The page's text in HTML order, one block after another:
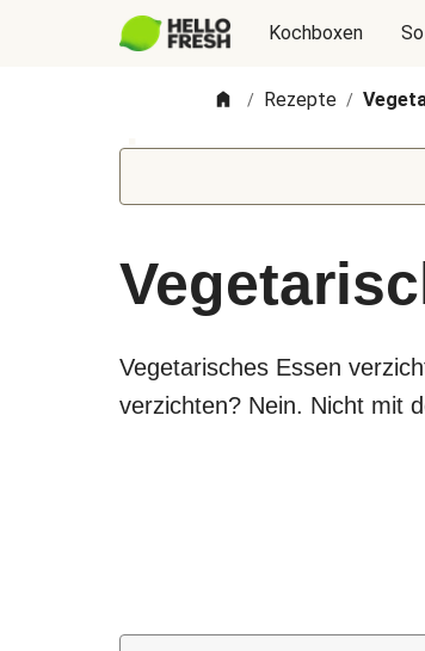
Kochboxen
/ Rezepte /
Vegetarisches Essen
verzichten? Nein. Nicht mit